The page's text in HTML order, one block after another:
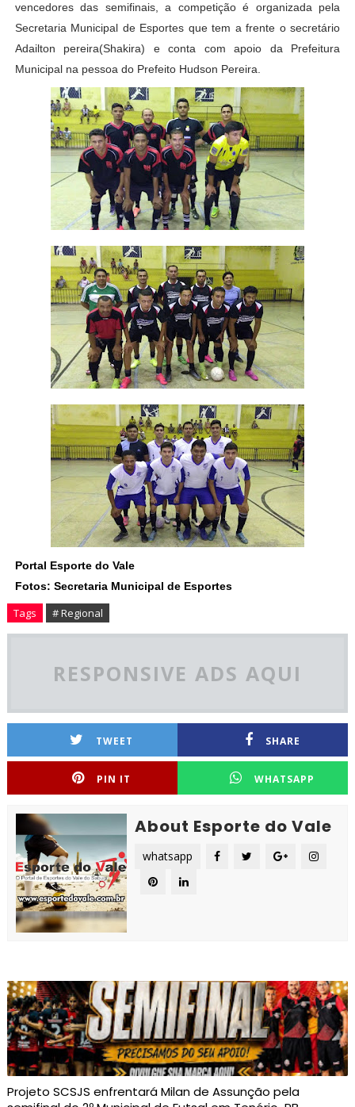
vencedores das semifinais, a competição é organizada pela
Secretaria Municipal de Esportes que tem a frente o secretário
Adailton pereira(Shakira) e conta com apoio da Prefeitura
Municipal na pessoa do Prefeito Hudson Pereira.
Portal Esporte do Vale
Fotos: Secretaria Municipal de Esportes
Tags # Regional
RESPONSIVE ADS AQUI
TWEET SHARE
PIN IT WHATSAPP
About Esporte do Vale
whatsapp
Projeto SCSJS enfrentará Milan de Assunção pela